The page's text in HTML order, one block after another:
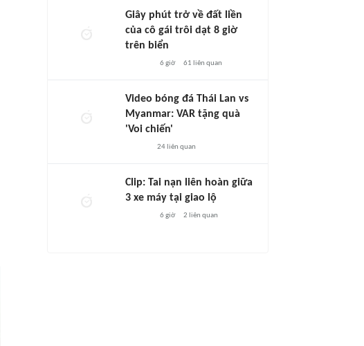
Giây phút trở về đất liền
của cô gái trôi dạt 8 giờ
trên biển
6 giờ 61 liên quan
Video bóng đá Thái Lan vs
Myanmar: VAR tặng quà
'Voi chiến'
24liên quan
Clip: Tai nạn liên hoàn giữa
3 xe máy tại giao lộ
6 giờ 2 liên quan